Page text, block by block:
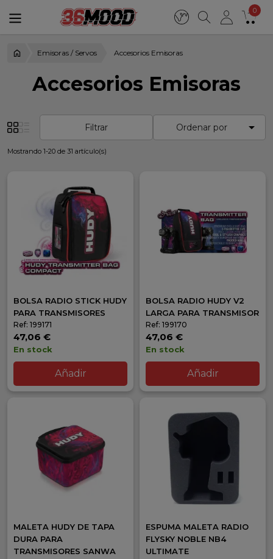
0
Emisoras / Servos Accesorios Emisoras
Accesorios Emisoras
Filtrar Ordenar por 
Mostrando 1-20 de 31 artículo(s)
BOLSA RADIO STICK HUDY
PARA TRANSMISORES
Ref: 199171
47,06 €
En stock
Añadir
BOLSA RADIO HUDY V2
LARGA PARA TRANSMISOR
Ref: 199170
47,06 €
En stock
Añadir
MALETA HUDY DE TAPA
DURA PARA
TRANSMISORES SANWA
ESPUMA MALETA RADIO
FLYSKY NOBLE NB4
ULTIMATE